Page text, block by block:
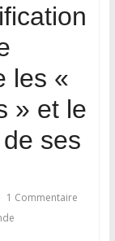
les «
» et le
ses
1 Commentaire